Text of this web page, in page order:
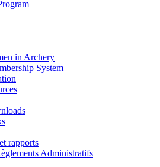
in Archery
System
rapports
Administratifs